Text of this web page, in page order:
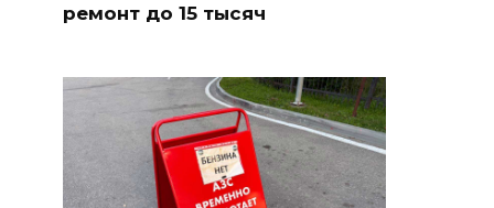
ремонт до 15 тысяч